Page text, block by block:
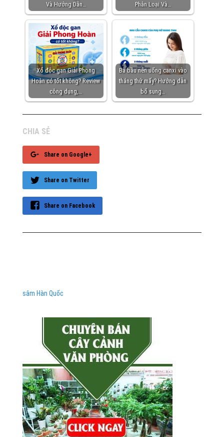
Và Hướng Dẫn… Phân Loại Và…
Xổ độc gan Giải Phong
Hoàn có tốt không? Review
công dụng,…
Bà bầu nên uống canxi vào
tháng thứ mấy? Hướng dẫn
bổ sung…
CHIA SẺ
Share on Google+
Share on Twitter
Share on Facebook
sâm Hàn Quốc